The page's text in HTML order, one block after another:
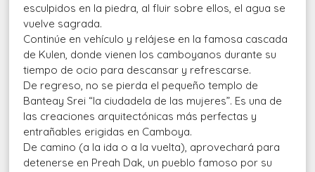
esculpidos en la piedra, al fluir sobre ellos, el agua se
vuelve sagrada.
Continúe en vehículo y relájese en la famosa cascada
de Kulen, donde vienen los camboyanos durante su
tiempo de ocio para descansar y refrescarse.
De regreso, no se pierda el pequeño templo de
Banteay Srei “la ciudadela de las mujeres”. Es una de
las creaciones arquitectónicas más perfectas y
entrañables erigidas en Camboya.
De camino (a la ida o a la vuelta), aprovechará para
detenerse en Preah Dak, un pueblo famoso por su